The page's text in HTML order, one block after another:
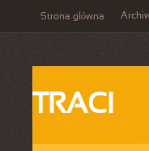
Strona główna
TRACI